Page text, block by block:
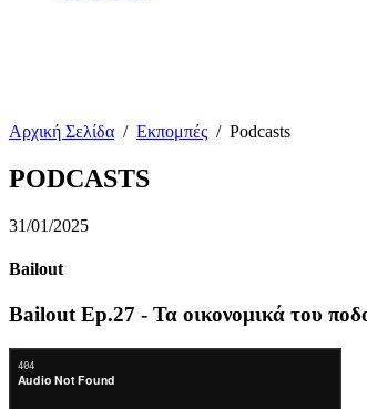
Αρχική Σελίδα / Εκπομπές / Podcasts
PODCASTS
31/01/2025
Bailout
Bailout Ep.27 - Τα οικονομικά του